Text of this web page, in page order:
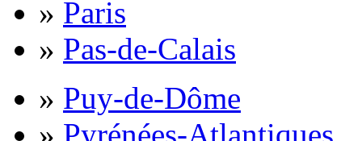
» Paris
» Pas-de-Calais
» Puy-de-Dôme